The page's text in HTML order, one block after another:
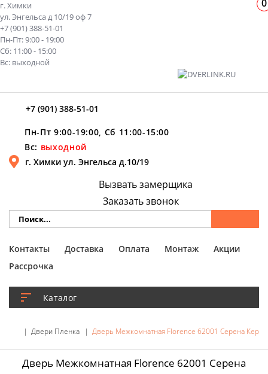
г. Химки
ул. Энгельса д 10/19 оф 7
+7 (901) 388-51-01
Пн-Пт: 9:00 - 19:00
Сб: 11:00 - 15:00
Вс: выходной
+7 (901) 388-51-01
Пн-Пт 9:00-19:00, Сб 11:00-15:00
Вс: выходной
г. Химки ул. Энгельса д.10/19
Каталог
Вызвать замерщика
Заказать звонок
Контакты Доставка Оплата Монтаж
Акции
Рассрочка
Двери Пленка Дверь Межкомнатная Florence 62001 Серена
Дверь Межкомнатная Florence 62001 Серена
0